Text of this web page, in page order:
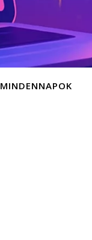
MINDENNAPOK